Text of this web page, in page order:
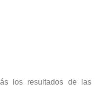
los resultados de las